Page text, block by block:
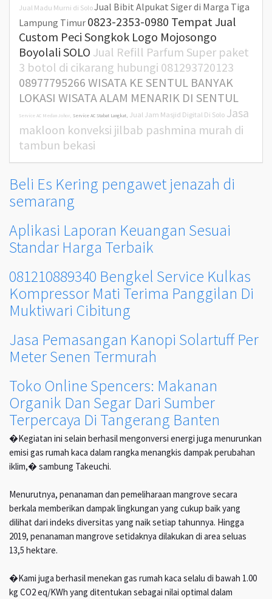
Jual Madu Murni di SoloJual Bibit Alpukat Siger di Marga Tiga
Lampung Timur 0823-2353-0980 Tempat Jual
Custom Peci Songkok Logo Mojosongo
Boyolali SOLO Jual Refill Parfum Super paket
3 botol di cikarang hubungi 081293720123
08977795266 WISATA KE SENTUL BANYAK
LOKASI WISATA ALAM MENARIK DI SENTUL
Service AC Medan Johor, Service AC Stabat Langkat, Jual Jam Masjid Digital Di Solo Jasa
makloon konveksi jilbab pashmina murah di
tambun bekasi
Beli Es Kering pengawet jenazah di
semarang
Aplikasi Laporan Keuangan Sesuai
Standar Harga Terbaik
081210889340 Bengkel Service Kulkas
Kompressor Mati Terima Panggilan Di
Muktiwari Cibitung
Jasa Pemasangan Kanopi Solartuff Per
Meter Senen Termurah
Toko Online Spencers: Makanan
Organik Dan Segar Dari Sumber
Terpercaya Di Tangerang Banten
�Kegiatan ini selain berhasil mengonversi energi juga menurunkan
emisi gas rumah kaca dalam rangka menangkis dampak perubahan
iklim,� sambung Takeuchi.
Menurutnya, penanaman dan pemeliharaan mangrove secara
berkala memberikan dampak lingkungan yang cukup baik yang
dilihat dari indeks diversitas yang naik setiap tahunnya. Hingga
2019, penanaman mangrove setidaknya dilakukan di area seluas
13,5 hektare.
�Kami juga berhasil menekan gas rumah kaca selalu di bawah 1.00
kg CO2 eq/KWh yang ditentukan sebagai nilai optimal dalam